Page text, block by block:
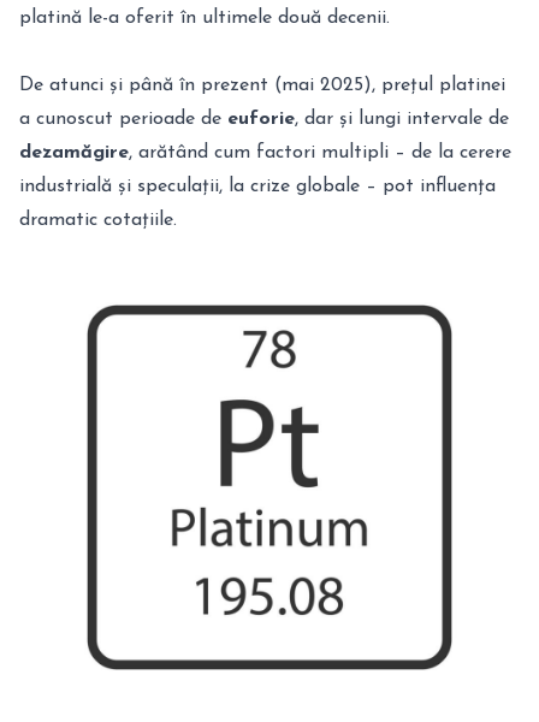
platină le-a oferit în ultimele două decenii.
De atunci și până în prezent (mai 2025), prețul platinei
a cunoscut perioade de euforie, dar și lungi intervale de
dezamăgire, arătând cum factori multipli – de la cerere
industrială și speculații, la crize globale – pot influența
dramatic cotațiile.